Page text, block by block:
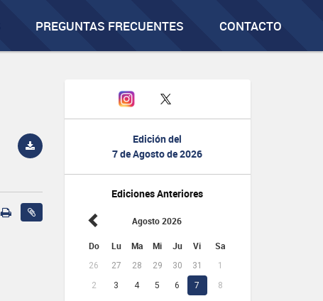
PREGUNTAS FRECUENTES CONTACTO
Edición del
7 de Agosto de 2026
Ediciones Anteriores
Agosto 2026
Do Lu Ma Mi Ju Vi Sa
26 27 28 29 30 31
1
2
3 4 5 6 7
8